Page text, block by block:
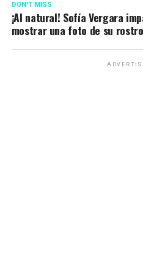
DON'T MISS
¡Al natural! Sofía Vergara
mostrar una foto de su